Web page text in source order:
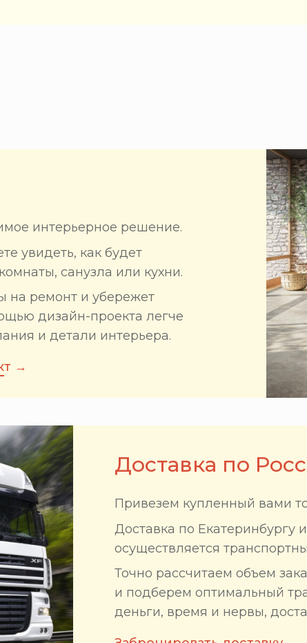
интерьерное решение.
увидеть, как будет
санузла или кухни.
на ремонт и убережет
дизайн-проекта легче
и детали интерьера.
Доставка по
Привезем купленный вами
Доставка по Екатеринбургу
осуществляется
Точно рассчитаем объем
и подберем оптимальный
деньги, время и нервы,
→